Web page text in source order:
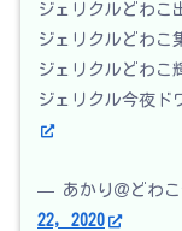
ジェリクルどわこ
ジェリクルどわこ
ジェリクルどわこ
ジェリクル今夜
— あかり＠どわ
22, 2020